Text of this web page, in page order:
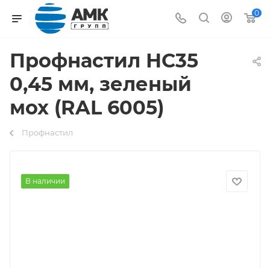
0
Профнастил НС35
0,45 мм, зеленый
мох (RAL 6005)
Профнастил
В наличии